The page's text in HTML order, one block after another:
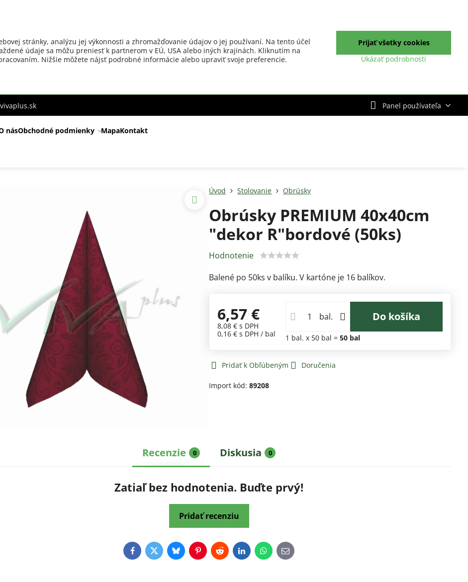
Panel používateľa
násObchodné podmienky MapaKontakt
Úvod Stolovanie Obrúsky
Obrúsky PREMIUM 40x40cm
"dekor R"bordové (50ks)
Hodnotenie
Balené po 50ks v balíku. V kartóne je 16 balíkov.
6,57 €
8,08 €s DPH
0,16 € s DPH / bal
bal. Do košíka
1 bal.x 50 bal =50 bal
Pridať k Obľúbeným Doručenia
Import kód:89208
Recenzie 0 Diskusia 0
Zatiaľ bez hodnotenia. Buďte prvý!
Pridať recenziu
FacebookTwitterBlueskyPinterestRedditLinkedInWhatsApp
E-
mail
stránky, analýzu jej výkonnosti a zhromažďovanie údajov o jej používaní. Na tento účel
údaje sa môžu preniesť k partnerom v EÚ, USA alebo iných krajinách. Kliknutím na
Nižšie môžete nájsť podrobné informácie alebo upraviť svoje preferencie.
Ukázať podrobnosti
Prijať všetky cookies